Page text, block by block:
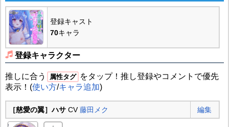
登録キャスト
70キャラ
登録キャラクター
推しに合う 属性タグ
をタップ！推し登録やコメントで優先
表示！(使い方/キャラ追加)
［慈愛の翼］ハサCV藤田メク 編集